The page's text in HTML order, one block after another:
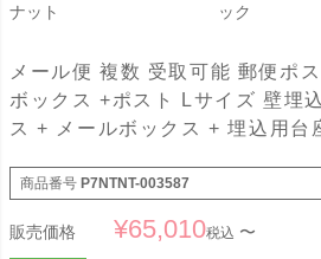
ナット
ック
メール便 複数 受取可能 郵便ポ
ボックス +ポスト Lサイズ 壁埋
ス + メールボックス + 埋込用台
商品番号 P7NTNT-003587
販売価格 ¥65,010税込 〜